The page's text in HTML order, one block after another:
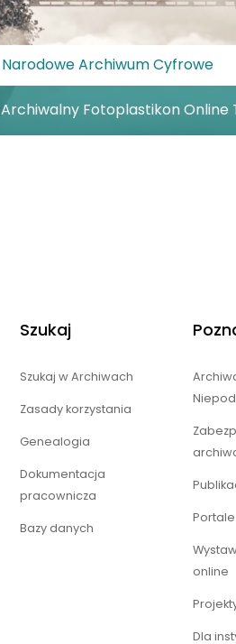
Narodowe Archiwum Cyfrowe
Archiwalny Fotoplastikon Online
Szukaj
Szukaj w Archiwach
Zasady korzystania
Genealogia
Dokumentacja
pracownicza
Bazy danych
online
Dla